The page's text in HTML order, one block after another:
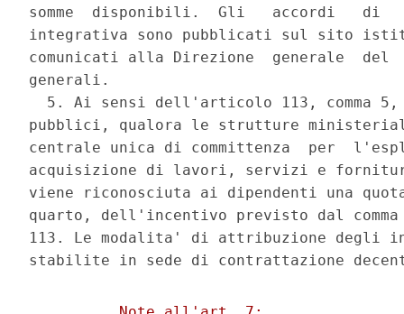
somme  disponibili.  Gli   accordi   di
integrativa sono pubblicati sul sito
comunicati alla Direzione  generale
generali.
5. Ai sensi dell'articolo 113, comma
pubblici, qualora le strutture
centrale unica di committenza  per
acquisizione di lavori, servizi e
viene riconosciuta ai dipendenti una
quarto, dell'incentivo previsto dal
113. Le modalita' di attribuzione degli